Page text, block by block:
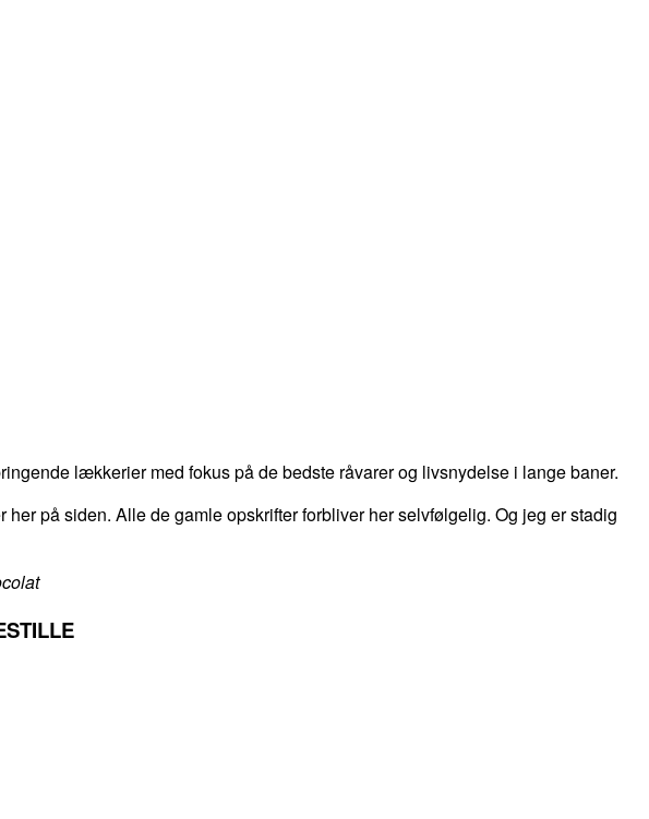
lækkerier med fokus på de bedste råvarer og livsnydelse i lange baner.
på siden. Alle de gamle opskrifter forbliver her selvfølgelig. Og jeg er stadig